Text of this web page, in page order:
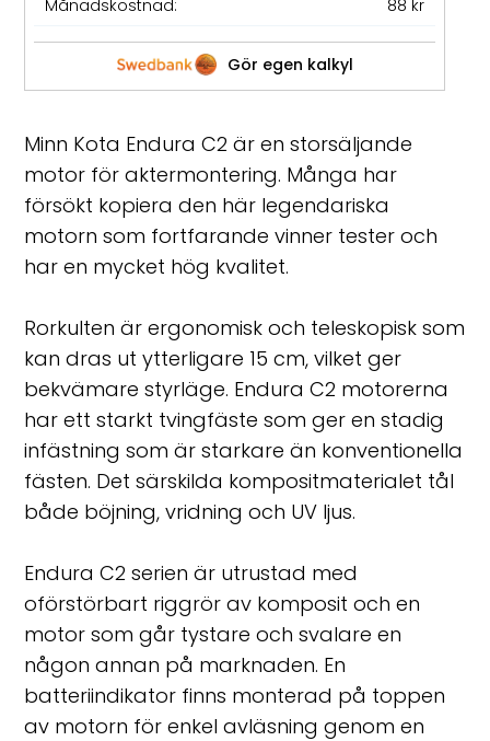
Månadskostnad:
88 kr
Gör egen kalkyl
Minn Kota Endura C2 är en storsäljande
motor för aktermontering. Många har
försökt kopiera den här legendariska
motorn som fortfarande vinner tester och
har en mycket hög kvalitet.
Rorkulten är ergonomisk och teleskopisk som
kan dras ut ytterligare 15 cm, vilket ger
bekvämare styrläge. Endura C2 motorerna
har ett starkt tvingfäste som ger en stadig
infästning som är starkare än konventionella
fästen. Det särskilda kompositmaterialet tål
både böjning, vridning och UV ljus.
Endura C2 serien är utrustad med
oförstörbart riggrör av komposit och en
motor som går tystare och svalare en
någon annan på marknaden. En
batteriindikator finns monterad på toppen
av motorn för enkel avläsning genom en